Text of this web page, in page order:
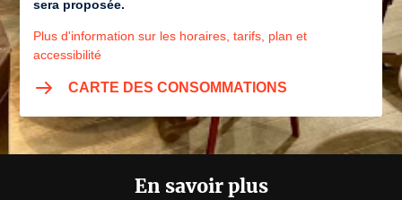
sera proposée.
Plus d'information sur les horaires, tarifs, plan et
accessibilité
CARTE DES CONSOMMATIONS
En savoir plus